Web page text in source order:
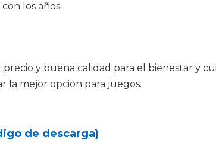
los años.
precio y buena calidad para el bienestar y
la mejor opción para juegos.
de descarga)